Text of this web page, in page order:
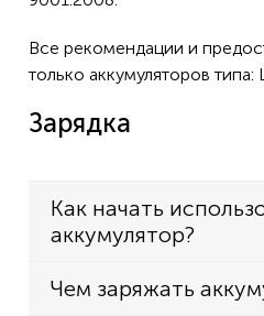
Все рекомендации и
только аккумуляторов
Зарядка
Как начать
аккумулятор?
Чем заряжать